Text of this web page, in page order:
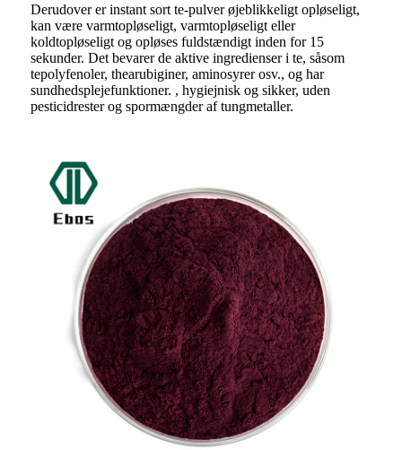
Derudover er instant sort te-pulver øjeblikkeligt opløseligt,
kan være varmtopløseligt, varmtopløseligt eller
koldtopløseligt og opløses fuldstændigt inden for 15
sekunder. Det bevarer de aktive ingredienser i te, såsom
tepolyfenoler, thearubiginer, aminosyrer osv., og har
sundhedsplejefunktioner. , hygiejnisk og sikker, uden
pesticidrester og spormængder af tungmetaller.